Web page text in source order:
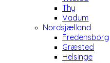
Thy
Vadum
Nordsjælland
Fredensborg
Græsted
Helsinge